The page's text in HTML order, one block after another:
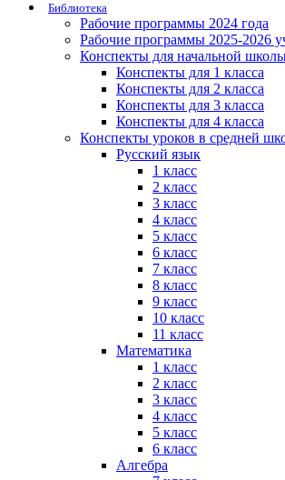
Библиотека
Рабочие программы 2024 года
Рабочие программы 2025-2026
Конспекты для начальной
Конспекты для 1 класса
Конспекты для 2 класса
Конспекты для 3 класса
Конспекты для 4 класса
Конспекты уроков в средней
Русский язык
1 класс
2 класс
3 класс
4 класс
5 класс
6 класс
7 класс
8 класс
9 класс
10 класс
11 класс
Математика
1 класс
2 класс
3 класс
4 класс
5 класс
6 класс
Алгебра